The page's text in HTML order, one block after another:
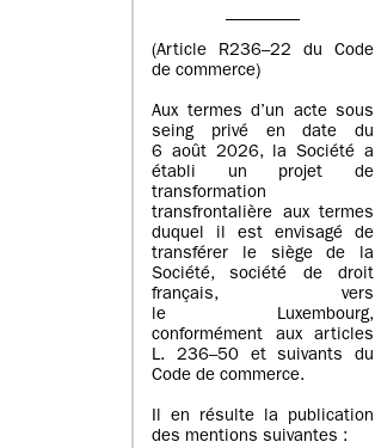
(Article R236–22 du Code
de commerce)
Aux termes d’un acte sous
seing privé en date du
6 août 2026, la Société a
établi un projet de
transformation
transfrontalière aux termes
duquel il est envisagé de
transférer le siège de la
Société, société de droit
français, vers
le Luxembourg,
conformément aux articles
L. 236–50 et suivants du
Code de commerce.
Il en résulte la publication
des mentions suivantes :